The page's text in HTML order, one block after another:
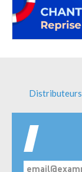
Distributeurs